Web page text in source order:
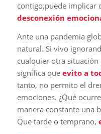
contigo,puede implicar
desconexión
Ante una pandemia
natural. Si vivo
cualquier otra situación
significa que evito a
tanto, no permito el
emociones. ¿Qué
manera constante una
Que tarde o temprano,